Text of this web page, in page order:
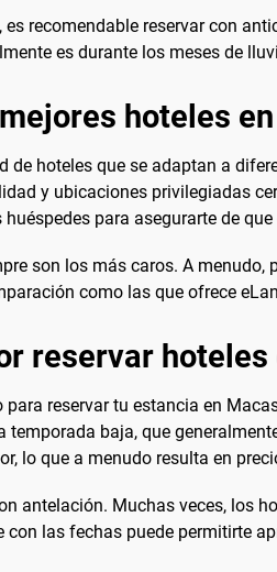
es recomendable reservar con
es durante los meses de
hoteles
de hoteles que se adaptan a
y ubicaciones privilegiadas
huéspedes para asegurarte de
son los más caros. A
como las que ofrece
reservar
reservar tu estancia en
temporada baja, que
lo que a menudo resulta en
antelación. Muchas veces, los
con las fechas puede permitirte